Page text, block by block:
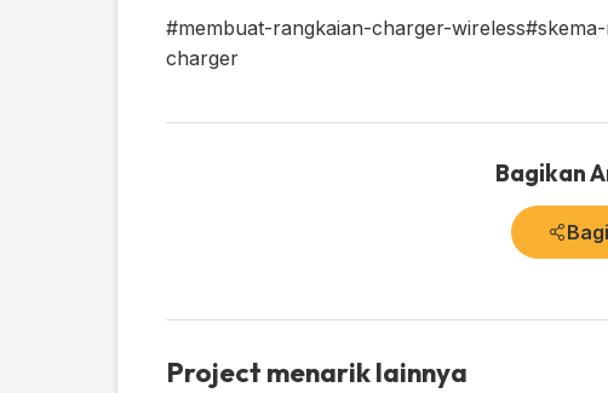
#membuat-rangkaian-charger-wireless
charger
Bagikan
Project menarik lainnya